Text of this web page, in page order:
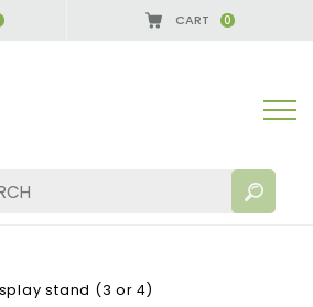
CART 0
stand (3 or 4)